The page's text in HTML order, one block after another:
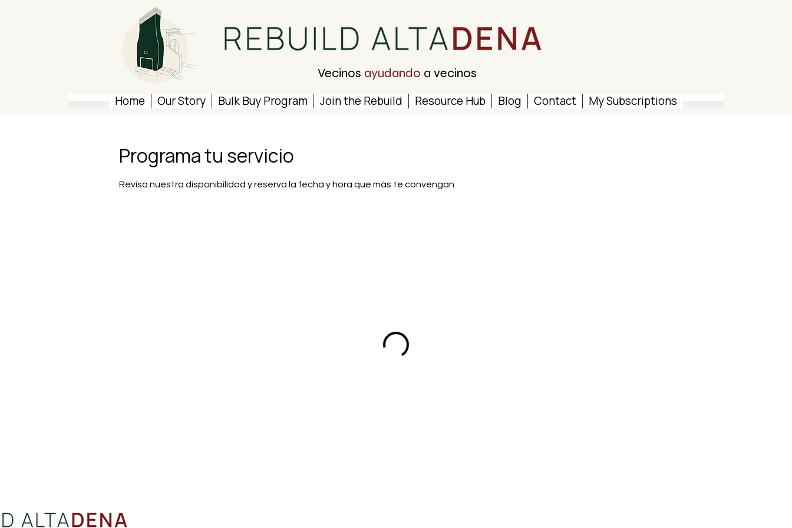
Vecinos ayudando a vecinos
Home
Our Story Bulk Buy Program Join the Rebuild Resource Hub Blog Contact My Subscriptions
Programa tu servicio
Revisa nuestra disponibilidad y reserva la fecha y hora que más te convengan